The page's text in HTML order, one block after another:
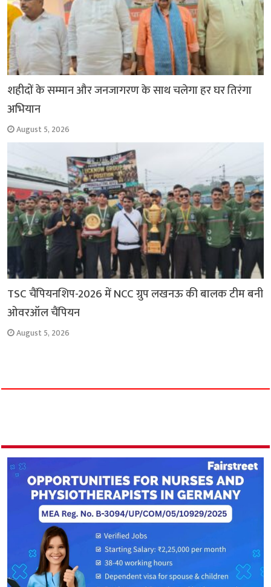
शहीदों के सम्मान और जनजागरण के साथ चलेगा हर घर तिरंगा
अभियान
August 5, 2026
TSC चैंपियनशिप-2026 में NCC ग्रुप लखनऊ की बालक टीम बनी
ओवरऑल चैंपियन
August 5, 2026